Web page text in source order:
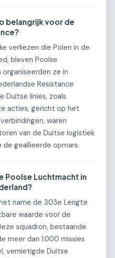
belangrijk voor de
verliezen die Polen in de
bleven Poolse
ze in
Resistance
Duitse linies, zoals
acties, gericht op het
waren
van de Duitse logistiek
geallieerde opmars.
Poolse Luchtmacht in
name de 303e Lengte
waarde voor de
squadron, bestaande
meer dan 1.000 missies
vernietigde Duitse